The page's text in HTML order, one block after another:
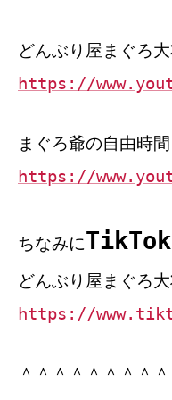
どんぶり屋まぐろ
https://
まぐろ爺の自由時
https://
ちなみにTikTok
どんぶり屋まぐろ
https://
＾＾＾＾＾＾＾＾